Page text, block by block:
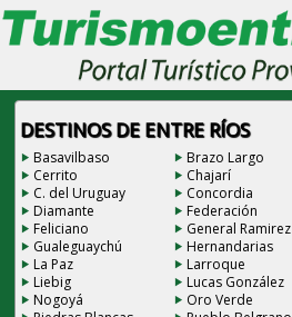
DESTINOS DE ENTRE RÍOS
Basavilbaso Brazo Largo
Cerrito
Chajarí
C. del Uruguay
Concordia
Diamante
Federación
Feliciano
General Ramirez
Gualeguaychú
Hernandarias
La Paz
Larroque
Liebig
Lucas González
Nogoyá
Oro Verde